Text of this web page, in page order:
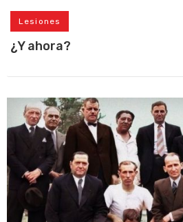
Lesiones
¿Y ahora?